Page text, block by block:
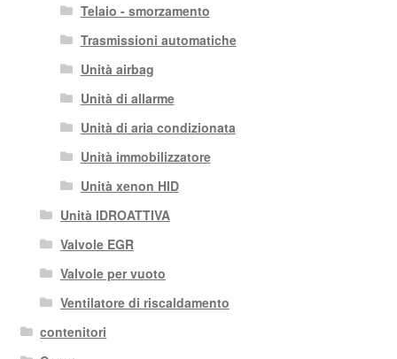
Telaio - smorzamento
Trasmissioni automatiche
Unità airbag
Unità di allarme
Unità di aria condizionata
Unità immobilizzatore
Unità xenon HID
Unità IDROATTIVA
Valvole EGR
Valvole per vuoto
Ventilatore di riscaldamento
contenitori